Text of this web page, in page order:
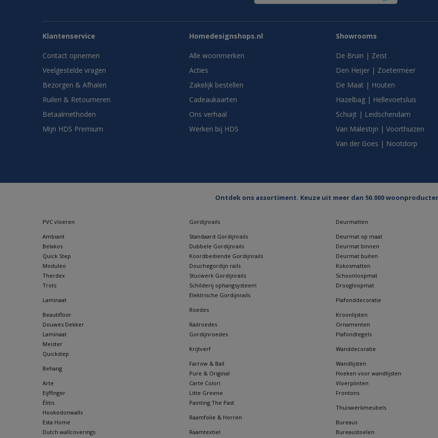
Klantenservice
Contact opnemen
Veelgestelde vragen
Bezorgen & Afhalen
Ruilen & Retourneren
Betaalmethoden
Mijn HDS Premium
Homedesignshops.nl
Alle woonmerken
Acties
Zakelijk bestellen
Cadeaukaarten
Ons verhaal
Werken bij HDS
Showrooms
De Bruin | Zeist
Den Heijer | Zoetermeer
De Maat | Houten
Hazelbag | Hellevoetsluis
Schuijt | Leidschendam
Van Malestijn | Voorthuizen
Van der Goes | Nootdorp
Ontdek ons assortiment. Keuze uit meer dan 50.000
PVC vloeren
Ambiant
Belakos
Quick Step
Moduleo
Therdex
Trots
Laminaat
Beautifloor
Douwes Dekker
Laminaat
Meister
Quickstep
Behang
Arte
Eijffinger
Élitis
Hookedonwalls
Esta Home
Dutch wallcoverings
Gordijnrails
Standaard Gordijnrails
Dubbele Gordijnrails
Koordbediende Gordijnrails
Douchegordijn rails
Stucwerk Gordijnrails
Schilderij ophangsysteem
Elektrische Gordijnrails
Roedes
Railroedes
Gordijnroedes
Krijtverf
Farrow & Ball
Pure & Original
Carte Colori
Litte Greene
Painting The Past
Raamfolie & Horren
Raamtextiel
Deurmatten
Deurmat op maat
Deurmat binnen
Deurmat buiten
Kokosmatten
Schoonloopmat
Droogloopmat
Plafonddecoratie
Kroonlijsten
Ornamenten
Plafondtegels
Wanddecoratie
Wandlijsten
Hoeken voor wandlijsten
Vloerplinten
Frontons
Thuiswerkmeubels
Bureaus
Bureaustoelen